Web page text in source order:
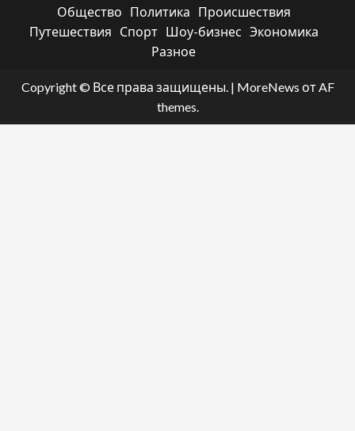
Общество
Политика
Происшествия
Путешествия
Спорт Шоу-бизнес Экономика
Разное
Copyright © Все права защищены. | MoreNews от AF
themes.